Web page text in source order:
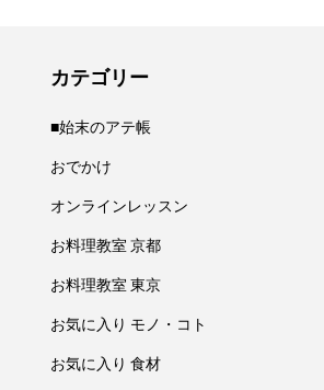
カテゴリー
■始末のアテ帳
おでかけ
オンラインレッスン
お料理教室 京都
お料理教室 東京
お気に入り モノ・コト
お気に入り 食材